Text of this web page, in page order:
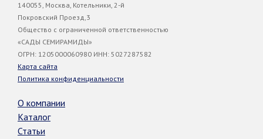
140055, Москва, Котельники, 2-й
Покровский Проезд,3
Общество с ограниченной ответственностью
«САДЫ СЕМИРАМИДЫ»
ОГРН: 1205000060980 ИНН: 5027287582
Карта сайта
Политика конфиденциальности
О компании
Каталог
Статьи